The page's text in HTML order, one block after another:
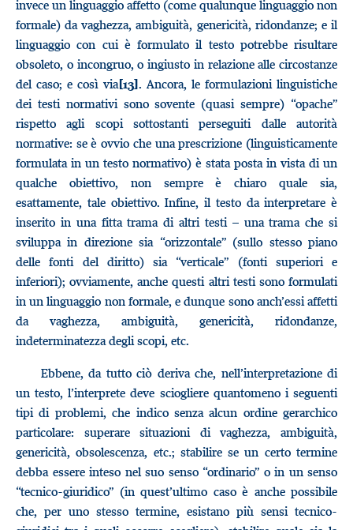
invece un linguaggio affetto (come qualunque linguaggio non
formale) da vaghezza, ambiguità, genericità, ridondanze; e il
linguaggio con cui è formulato il testo potrebbe risultare
obsoleto, o incongruo, o ingiusto in relazione alle circostanze
del caso; e così via[13]. Ancora, le formulazioni linguistiche
dei testi normativi sono sovente (quasi sempre) “opache”
rispetto agli scopi sottostanti perseguiti dalle autorità
normative: se è ovvio che una prescrizione (linguisticamente
formulata in un testo normativo) è stata posta in vista di un
qualche obiettivo, non sempre è chiaro quale sia,
esattamente, tale obiettivo. Infine, il testo da interpretare è
inserito in una fitta trama di altri testi – una trama che si
sviluppa in direzione sia “orizzontale” (sullo stesso piano
delle fonti del diritto) sia “verticale” (fonti superiori e
inferiori); ovviamente, anche questi altri testi sono formulati
in un linguaggio non formale, e dunque sono anch’essi affetti
da vaghezza, ambiguità, genericità, ridondanze,
indeterminatezza degli scopi, etc.
Ebbene, da tutto ciò deriva che, nell’interpretazione di
un testo, l’interprete deve sciogliere quantomeno i seguenti
tipi di problemi, che indico senza alcun ordine gerarchico
particolare: superare situazioni di vaghezza, ambiguità,
genericità, obsolescenza, etc.; stabilire se un certo termine
debba essere inteso nel suo senso “ordinario” o in un senso
“tecnico-giuridico” (in quest’ultimo caso è anche possibile
che, per uno stesso termine, esistano più sensi tecnico-